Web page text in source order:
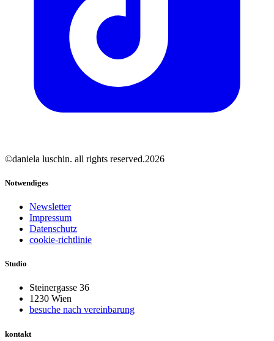
©daniela luschin. all rights reserved.2026
Notwendiges
Newsletter
Impressum
Datenschutz
cookie-richtlinie
Studio
Steinergasse 36
1230 Wien
besuche nach vereinbarung
kontakt